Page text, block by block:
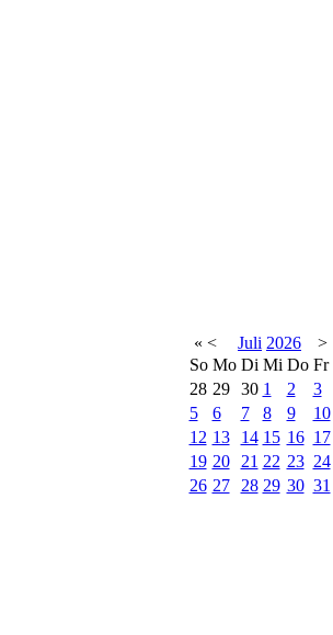
« < Juli 2026 >
So Mo Di Mi Do Fr
28 29 30 1 2 3
5
6 7 8 9 10
12 13 14 15 16 17
19 20 21 22 23 24
26 27 28 29 30 31